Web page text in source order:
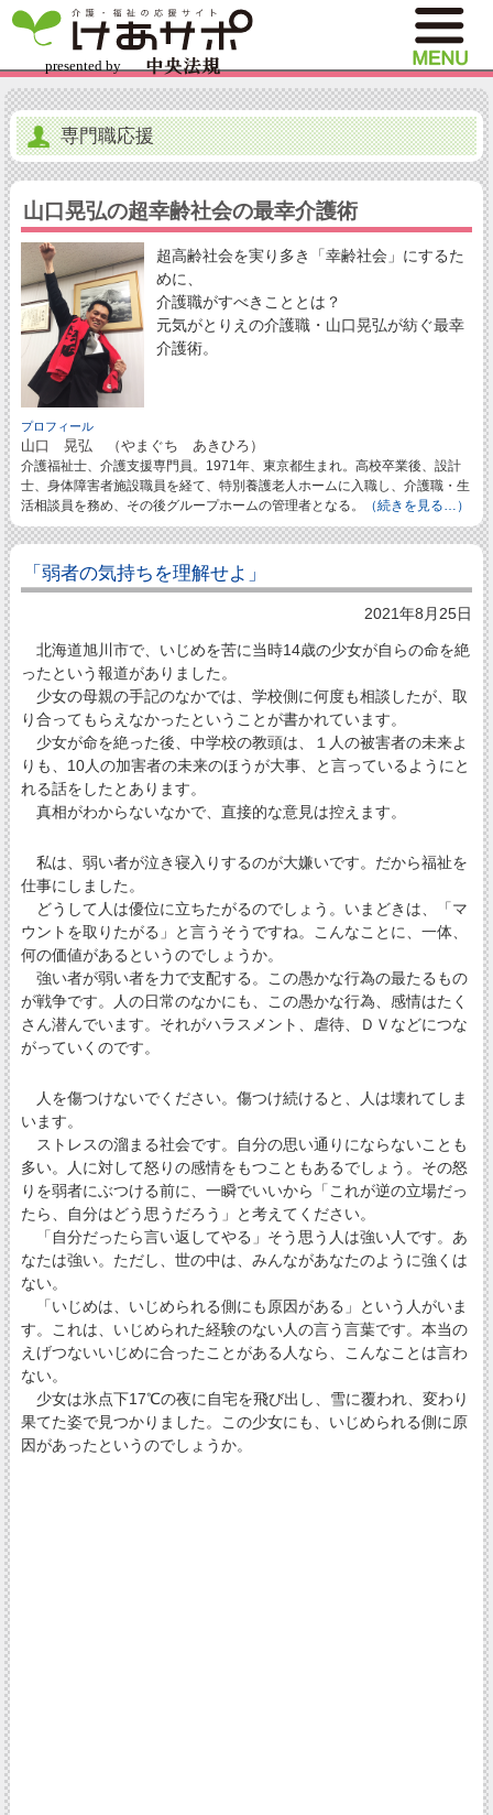
専門職応援
山口晃弘の超幸齢社会の最幸介護術
超高齢社会を実り多き「幸齢社会」にするた
めに、
介護職がすべきこととは？
元気がとりえの介護職・山口晃弘が紡ぐ最幸
介護術。
プロフィール
山口 晃弘 （やまぐち あきひろ）
介護福祉士、介護支援専門員。1971年、東京都生まれ。高校卒業後、設計
士、身体障害者施設職員を経て、特別養護老人ホームに入職し、介護職・生
活相談員を務め、その後グループホームの管理者となる。
（続きを見る…）
「弱者の気持ちを理解せよ」
2021年8月25日
北海道旭川市で、いじめを苦に当時14歳の少女が自らの命を絶
ったという報道がありました。
少女の母親の手記のなかでは、学校側に何度も相談したが、取
り合ってもらえなかったということが書かれています。
少女が命を絶った後、中学校の教頭は、１人の被害者の未来よ
りも、10人の加害者の未来のほうが大事、と言っているようにと
れる話をしたとあります。
真相がわからないなかで、直接的な意見は控えます。
私は、弱い者が泣き寝入りするのが大嫌いです。だから福祉を
仕事にしました。
どうして人は優位に立ちたがるのでしょう。いまどきは、「マ
ウントを取りたがる」と言うそうですね。こんなことに、一体、
何の価値があるというのでしょうか。
強い者が弱い者を力で支配する。この愚かな行為の最たるもの
が戦争です。人の日常のなかにも、この愚かな行為、感情はたく
さん潜んでいます。それがハラスメント、虐待、ＤＶなどにつな
がっていくのです。
人を傷つけないでください。傷つけ続けると、人は壊れてしま
います。
ストレスの溜まる社会です。自分の思い通りにならないことも
多い。人に対して怒りの感情をもつこともあるでしょう。その怒
りを弱者にぶつける前に、一瞬でいいから「これが逆の立場だっ
たら、自分はどう思うだろう」と考えてください。
「自分だったら言い返してやる」そう思う人は強い人です。あ
なたは強い。ただし、世の中は、みんながあなたのように強くは
ない。
「いじめは、いじめられる側にも原因がある」という人がいま
す。これは、いじめられた経験のない人の言う言葉です。本当の
えげつないいじめに合ったことがある人なら、こんなことは言わ
ない。
少女は氷点下17℃の夜に自宅を飛び出し、雪に覆われ、変わり
果てた姿で見つかりました。この少女にも、いじめられる側に原
因があったというのでしょうか。